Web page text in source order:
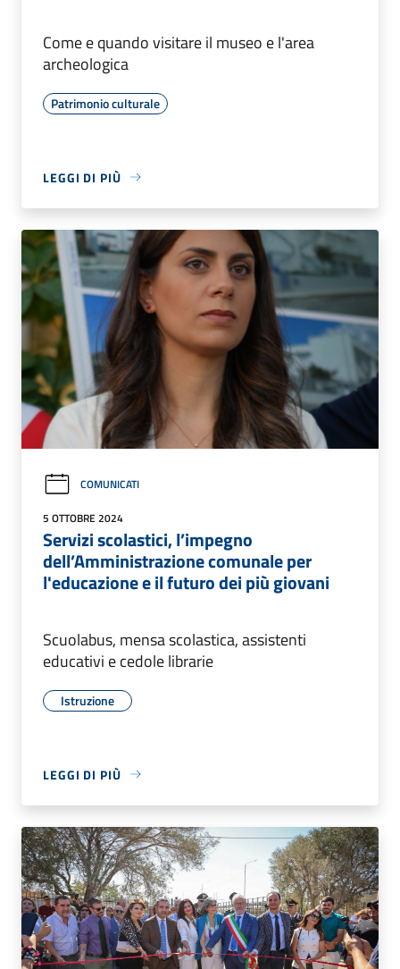
Come e quando visitare il museo e l'area
archeologica
Patrimonio culturale
LEGGI DI PIÙ
COMUNICATI
5 OTTOBRE 2024
Servizi scolastici, l’impegno
dell’Amministrazione comunale per
l'educazione e il futuro dei più giovani
Scuolabus, mensa scolastica, assistenti
educativi e cedole librarie
Istruzione
LEGGI DI PIÙ